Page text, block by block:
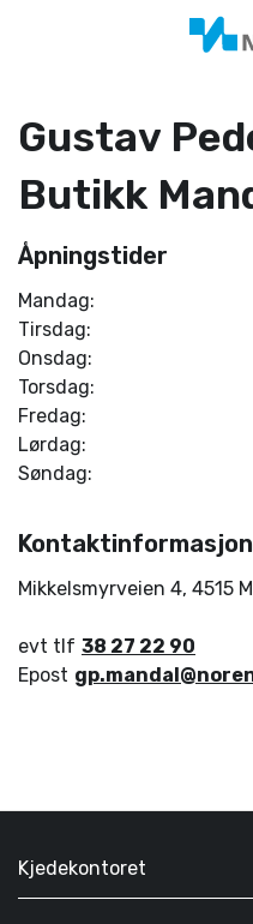
Gustav
Butikk
Åpningstider
Mandag:
Tirsdag:
Onsdag:
Torsdag:
Fredag:
Lørdag:
Søndag:
Kontaktinformasjon
Mikkelsmyrveien 4, 4515
evt tlf 38 27 22 90
Epost
Kjedekontoret